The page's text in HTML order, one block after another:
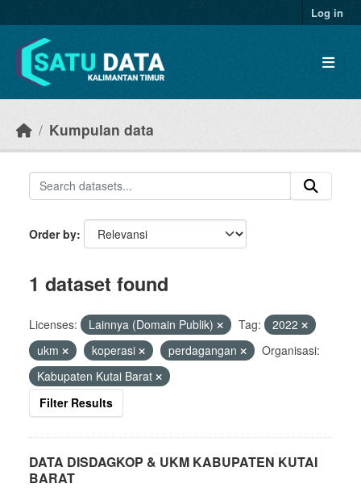
Log in
Kumpulan data
Order by
1 dataset found
Licenses: Lainnya (Domain Publik) Tag:
2022
ukm
koperasi perdagangan
Organisasi:
Kabupaten Kutai Barat
Filter Results
DATA DISDAGKOP & UKM KABUPATEN KUTAI
BARAT